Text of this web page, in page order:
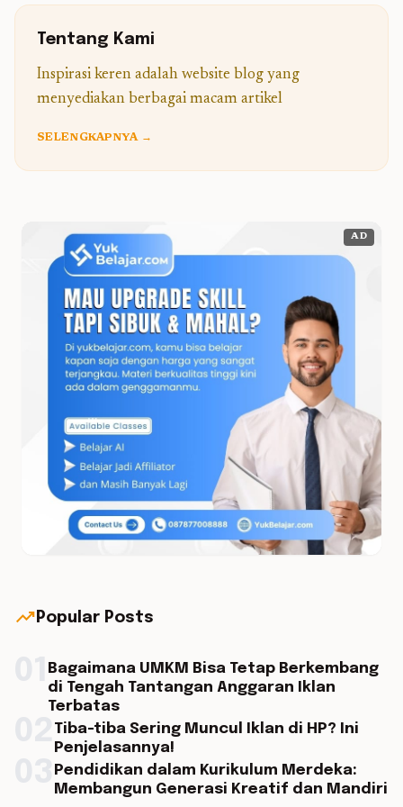
Tentang Kami
Inspirasi keren adalah website blog yang
menyediakan berbagai macam artikel
SELENGKAPNYA →
AD
trending_up Popular Posts
Bagaimana UMKM Bisa Tetap Berkembang
di Tengah Tantangan Anggaran Iklan
Terbatas
Tiba-tiba Sering Muncul Iklan di HP? Ini
Penjelasannya!
Pendidikan dalam Kurikulum Merdeka:
Membangun Generasi Kreatif dan Mandiri